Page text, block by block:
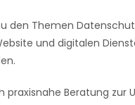
den Themen
und digitalen
Beratung zur